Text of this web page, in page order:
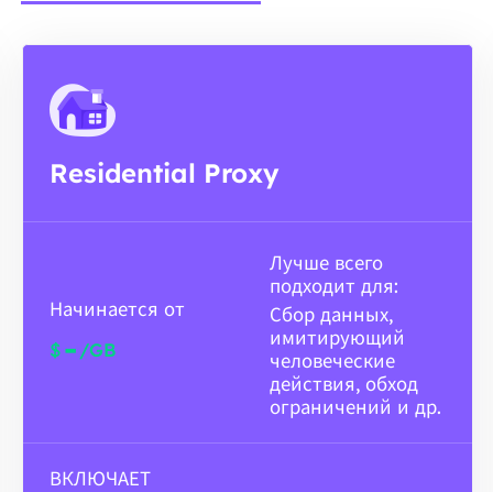
Residential Proxy
Начинается от
$- /GB
Лучше всего
подходит для:
Сбор данных,
имитирующий
человеческие
действия, обход
ограничений и др.
ВКЛЮЧАЕТ